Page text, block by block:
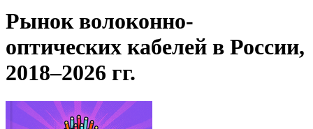
Рынок волоконно-
оптических кабелей в России,
2018–2026 гг.